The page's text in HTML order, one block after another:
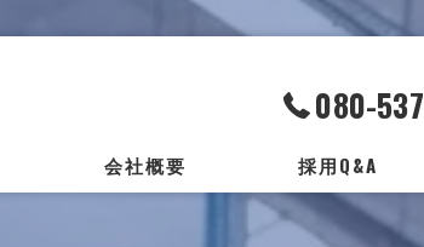
080-
会社概要 採用Q&A